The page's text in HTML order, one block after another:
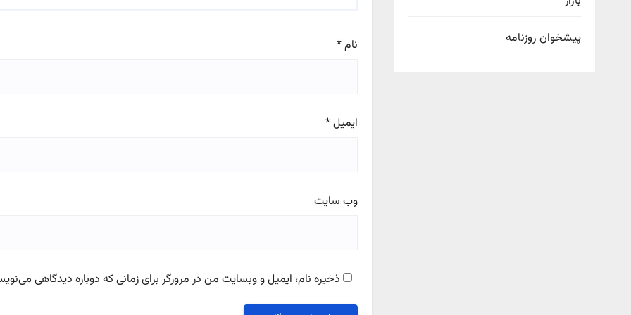
پیشخوان روزنامه نام*
ایمیل*
وب‌ سایت
ذخیره نام، ایمیل و وبسایت من در مرورگر برای زمانی که دوباره دیدگاهی